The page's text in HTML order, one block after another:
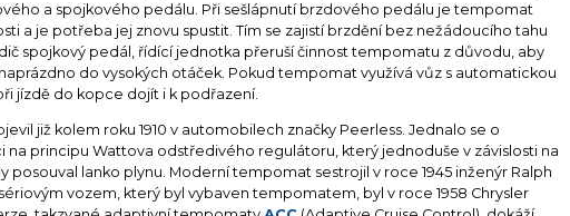
a spojkového pedálu. Při sešlápnutí brzdového pedálu je tempomat
a je potřeba jej znovu spustit. Tím se zajistí brzdění bez nežádoucího tahu
spojkový pedál, řídící jednotka přeruší činnost tempomatu z důvodu, aby
do vysokých otáček. Pokud tempomat využívá vůz s automatickou
jízdě do kopce dojít i k podřazení.
již kolem roku 1910 v automobilech značky Peerless. Jednalo se o
na principu Wattova odstředivého regulátoru, který jednoduše v závislosti na
posouval lanko plynu. Moderní tempomat sestrojil v roce 1945 inženýr Ralph
vozem, který byl vybaven tempomatem, byl v roce 1958 Chrysler